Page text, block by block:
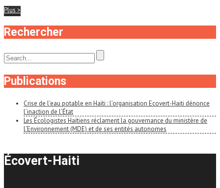
Plus >
Rechercher
Publications
Crise de l’eau potable en Haïti : l’organisation Ecovert-Haiti dénonce
l’inaction de l’État
Les Écologistes Haïtiens réclament la gouvernance du ministère de
l’Environnement (MDE) et de ses entités autonomes
Écovert-Haiti